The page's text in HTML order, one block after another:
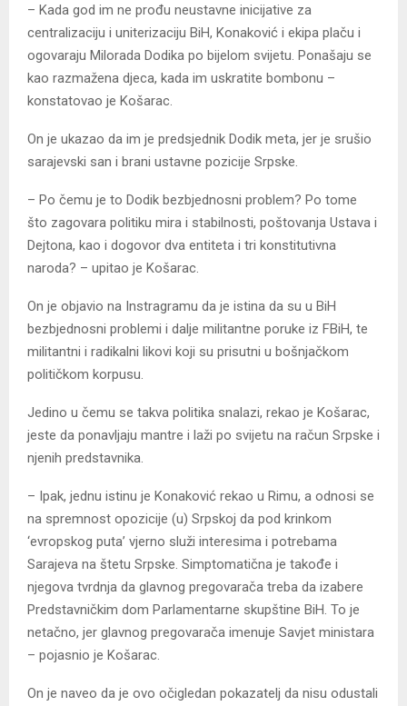
– Kada god im ne prođu neustavne inicijative za
centralizaciju i uniterizaciju BiH, Konaković i ekipa plaču i
ogovaraju Milorada Dodika po bijelom svijetu. Ponašaju se
kao razmažena djeca, kada im uskratite bombonu –
konstatovao je Košarac.
On je ukazao da im je predsjednik Dodik meta, jer je srušio
sarajevski san i brani ustavne pozicije Srpske.
– Po čemu je to Dodik bezbjednosni problem? Po tome
što zagovara politiku mira i stabilnosti, poštovanja Ustava i
Dejtona, kao i dogovor dva entiteta i tri konstitutivna
naroda? – upitao je Košarac.
On je objavio na Instragramu da je istina da su u BiH
bezbjednosni problemi i dalje militantne poruke iz FBiH, te
militantni i radikalni likovi koji su prisutni u bošnjačkom
političkom korpusu.
Јedino u čemu se takva politika snalazi, rekao je Košarac,
jeste da ponavljaju mantre i laži po svijetu na račun Srpske i
njenih predstavnika.
– Ipak, jednu istinu je Konaković rekao u Rimu, a odnosi se
na spremnost opozicije (u) Srpskoj da pod krinkom
‘evropskog puta’ vjerno služi interesima i potrebama
Sarajeva na štetu Srpske. Simptomatična je takođe i
njegova tvrdnja da glavnog pregovarača treba da izabere
Predstavničkim dom Parlamentarne skupštine BiH. To je
netačno, jer glavnog pregovarača imenuje Savjet ministara
– pojasnio je Košarac.
On je naveo da je ovo očigledan pokazatelj da nisu odustali